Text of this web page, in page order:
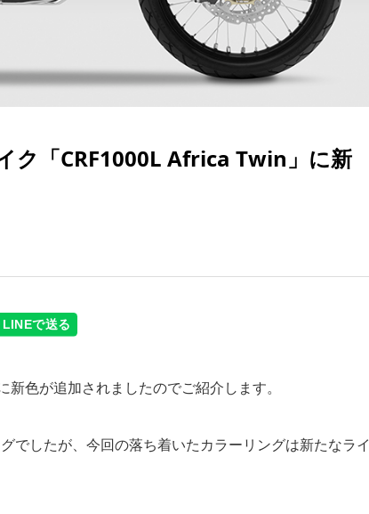
ク「CRF1000L Africa Twin」に新
色が追加されましたのでご紹介します。
でしたが、今回の落ち着いたカラーリングは新たなライ